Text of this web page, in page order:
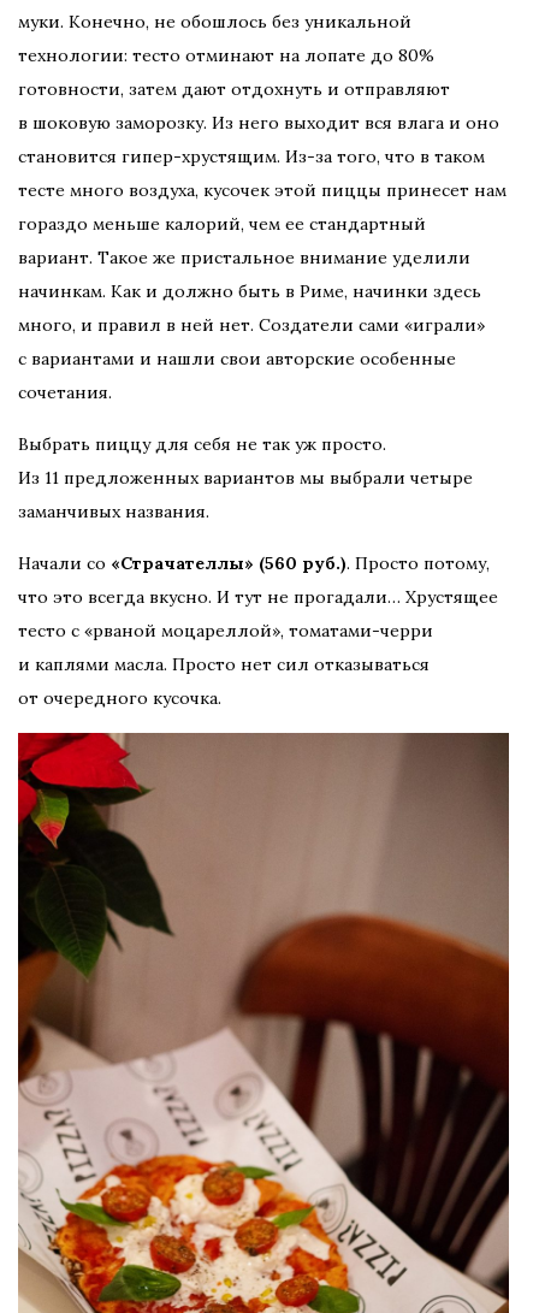
муки. Конечно, не обошлось без уникальной
технологии: тесто отминают на лопате до 80%
готовности, затем дают отдохнуть и отправляют
в шоковую заморозку. Из него выходит вся влага и оно
становится гипер-хрустящим. Из-за того, что в таком
тесте много воздуха, кусочек этой пиццы принесет нам
гораздо меньше калорий, чем ее стандартный
вариант. Такое же пристальное внимание уделили
начинкам. Как и должно быть в Риме, начинки здесь
много, и правил в ней нет. Создатели сами «играли»
с вариантами и нашли свои авторские особенные
сочетания.
Выбрать пиццу для себя не так уж просто.
Из 11 предложенных вариантов мы выбрали четыре
заманчивых названия.
Начали со «Страчателлы» (560 руб.). Просто потому,
что это всегда вкусно. И тут не прогадали… Хрустящее
тесто с «рваной моцареллой», томатами-черри
и каплями масла. Просто нет сил отказываться
от очередного кусочка.